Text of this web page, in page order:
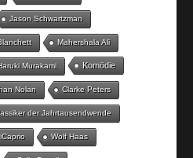
Jason Schwartzman
Mahershala Ali
Murakami Komödie
Nolan Clarke Peters
der Jahrtausendwende
Wolf Haas